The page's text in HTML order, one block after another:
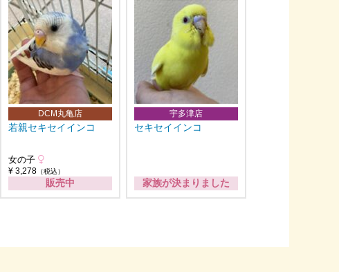
DCM丸亀店
若親セキセイインコ
女の子
¥ 3,278 （税込）
販売中
宇多津店
セキセイインコ
家族が決まりました